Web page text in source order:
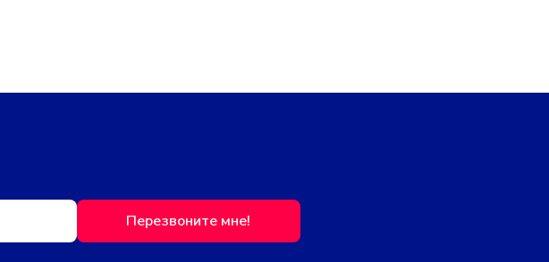
Перезвоните мне!